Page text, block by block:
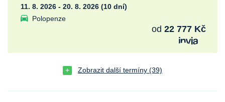
11. 8. 2026 - 20. 8. 2026 (10 dní)
Polopenze
od 22 777 Kč
Zobrazit další termíny (39)